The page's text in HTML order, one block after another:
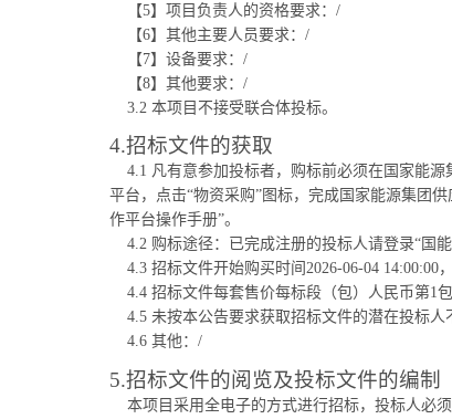
【5】项目负责人的资格要求：/
【6】其他主要人员要求：/
【7】设备要求：/
【8】其他要求：/
3.2 本项目不接受联合体投标。
4.招标文件的获取
4.1 凡有意参加投标者，购标前必须在国家能
平台，点击“物资采购”图标，完成国家能源集团
作平台操作手册”。
4.2 购标途径：已完成注册的投标人请登录“国
4.3 招标文件开始购买时间2026-06-04 14:00:00
4.4 招标文件每套售价每标段（包）人民币第1
4.5 未按本公告要求获取招标文件的潜在投标人
4.6 其他：/
5.招标文件的阅览及投标文件的编制
本项目采用全电子的方式进行招标，投标人必